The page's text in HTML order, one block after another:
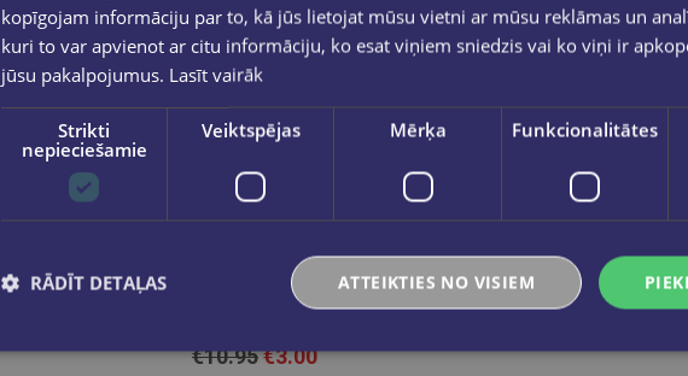
DACE JUDINA
Domgrauži
€10.95€3.00
kopīgojam informāciju par to, kā jūs lietojat mūsu vietni ar mūsu reklāmas un
kuri to var apvienot ar citu informāciju, ko esat viņiem sniedzis vai ko viņi ir
jūsu pakalpojumus. Lasīt vairāk
Strikti
nepieciešamie
Veiktspējas Mērķa Funkcionalitātes
ATTEIKTIES NO VISIEM
RĀDĪT DETAĻAS